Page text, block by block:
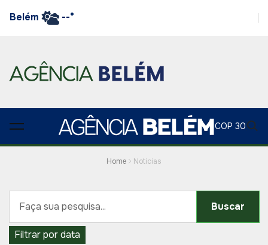
Belém --°
COP 30
Home Noticias
Buscar
Filtrar por data